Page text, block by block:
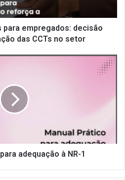
para empregados: decisão
das CCTs no setor
adequação à NR-1